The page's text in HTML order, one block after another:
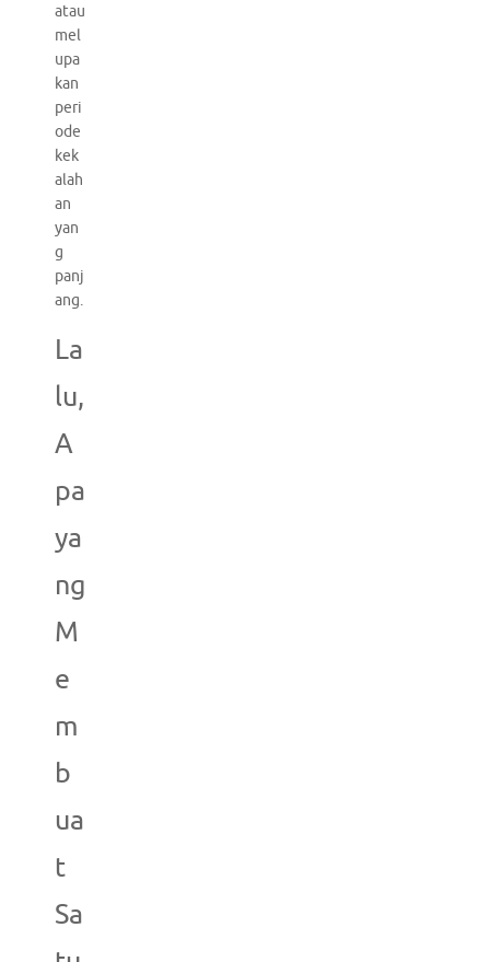
atau
mel
upa
kan
peri
ode
kek
alah
an
yan
g
panj
ang.
La
lu,
A
pa
ya
ng
M
e
m
b
ua
t
Sa